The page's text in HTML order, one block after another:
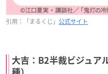
引用：「まるくじ」 公式サイト
大吉：B2半裁ビジュア
種）